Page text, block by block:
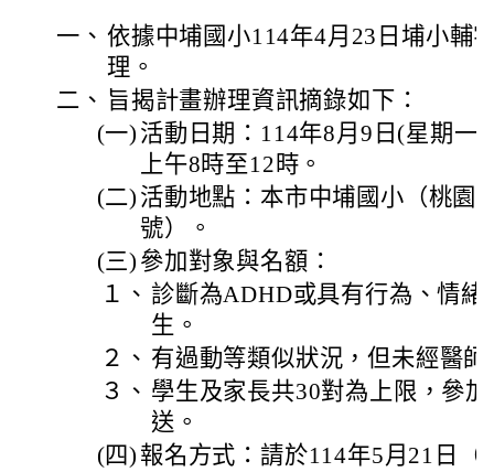
一、 依據中埔國小114年4月23日埔小輔
理。
二、 旨揭計畫辦理資訊摘錄如下：
(一) 活動日期：114年8月9日(星期一
上午8時至12時。
(二) 活動地點：本市中埔國小（桃園
號）。
(三) 參加對象與名額：
１、 診斷為ADHD或具有行為、情
生。
２、 有過動等類似狀況，但未經醫
３、 學生及家長共30對為上限，參
送。
(四) 報名方式：請於114年5月21日（